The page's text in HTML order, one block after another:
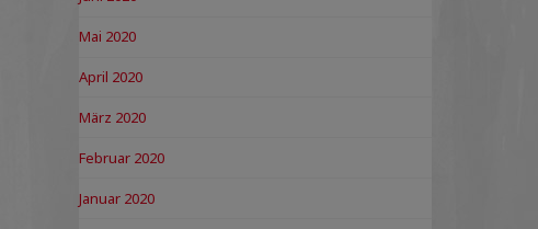
Mai 2020
April 2020
März 2020
Februar 2020
Januar 2020